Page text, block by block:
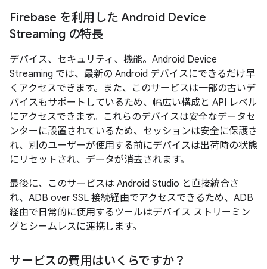
Firebase を利用した Android Device
Streaming の特長
デバイス、セキュリティ、機能。Android Device
Streaming では、最新の Android デバイスにできるだけ早
くアクセスできます。また、このサービスは一部の古いデ
バイスもサポートしているため、幅広い構成と API レベル
にアクセスできます。これらのデバイスは安全なデータセ
ンターに設置されているため、セッションは安全に保護さ
れ、別のユーザーが使用する前にデバイスは出荷時の状態
にリセットされ、データが消去されます。
最後に、このサービスは Android Studio と直接統合さ
れ、ADB over SSL 接続経由でアクセスできるため、ADB
経由で日常的に使用するツールはデバイス ストリーミン
グとシームレスに連携します。
サービスの費用はいくらですか？